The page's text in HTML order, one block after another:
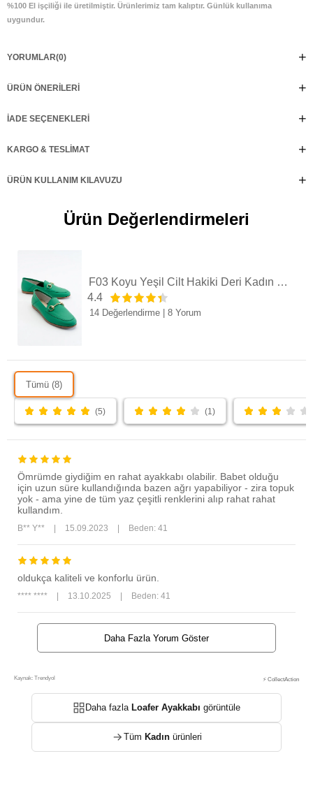
%100 El işçiliği ile üretilmiştir. Ürünlerimiz tam kalıptır. Günlük kullanıma
uygundur.
YORUMLAR(0)
ÜRÜN ÖNERILERI
İADE SEÇENEKLERI
KARGO & TESLIMAT
ÜRÜN KULLANIM KILAVUZU
Ürün Değerlendirmeleri
F03 Koyu Yeşil Cilt Hakiki Deri Kadın Loafer Ayakkabı
4.4
14 Değerlendirme | 8 Yorum
Tümü (8)
(5) (1)
Ömrümde giydiğim en rahat ayakkabı olabilir. Babet olduğu
için uzun süre kullandığında bazen ağrı yapabiliyor - zira topuk
yok - ama yine de tüm yaz çeşitli renklerini alıp rahat rahat
kullandım.
B** Y** 15.09.2023 Beden: 41
oldukça kaliteli ve konforlu ürün.
**** **** 13.10.2025 Beden: 41
Daha Fazla Yorum Göster
Kaynak: Trendyol ⚡ CollectAction
Daha fazla Loafer Ayakkabı görüntüle
Tüm Kadınürünleri